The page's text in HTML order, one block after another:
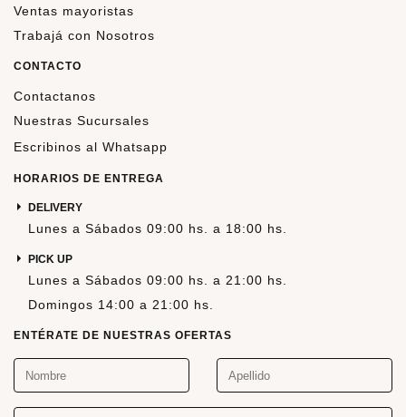
Ventas mayoristas
Trabajá con Nosotros
CONTACTO
Contactanos
Nuestras Sucursales
Escribinos al Whatsapp
HORARIOS DE ENTREGA
DELIVERY
Lunes a Sábados 09:00 hs. a 18:00 hs.
PICK UP
Lunes a Sábados 09:00 hs. a 21:00 hs.
Domingos 14:00 a 21:00 hs.
ENTÉRATE DE NUESTRAS OFERTAS